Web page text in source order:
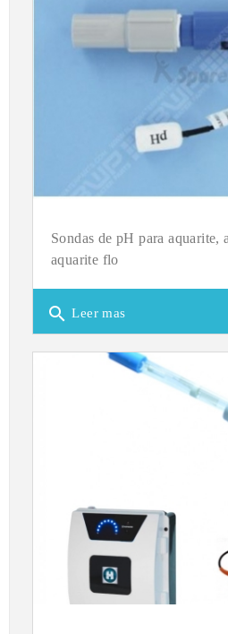
Sondas de pH para aquarite,
aquarite flo
search Leer mas